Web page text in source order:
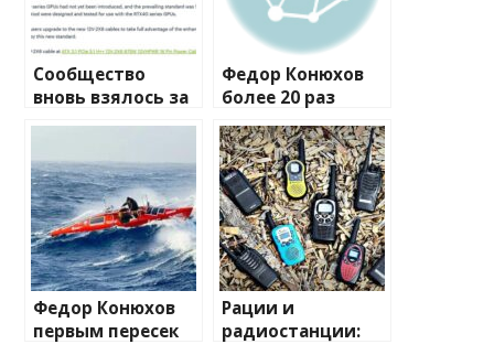
Сообщество
вновь взялось за
изучение случаев
разъема 12V-2×6
Федор Конюхов
более 20 раз
перевернулся в
шторм посреди
Атлантики
Федор Конюхов
первым пересек
Рации и
радиостанции: